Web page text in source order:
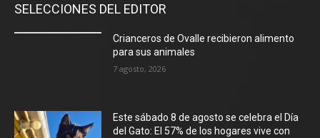
SELECCIONES DEL EDITOR
Crianceros de Ovalle recibieron alimento
para sus animales
7 agosto, 2026
Este sábado 8 de agosto se celebra el Día
del Gato: El 57% de los hogares vive con